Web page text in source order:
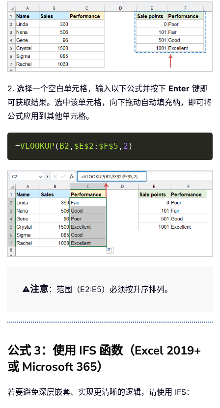
2. 选择一个空白单元格，输入以下公式并按下 Enter 键即
可获取结果。选中该单元格，向下拖动自动填充柄，即可将
公式应用到其他单元格。
=VLOOKUP ( B2 , $E$2 : $F$5 , 2 )
⚠️注意：范围（E2:E5）必须按升序排列。
公式 3：使用 IFS 函数（Excel 2019+
或 Microsoft 365）
若要避免深层嵌套、实现更清晰的逻辑，请使用 IFS：